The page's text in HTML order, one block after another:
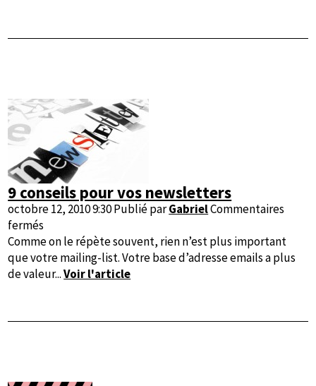
un
que
musicien
indépendant
9 conseils pour vos newsletters
octobre 12, 2010 9:30Publié parGabrielCommentaires
fermés
9
conseils
pour
Comme on le répète souvent, rien n’est plus important
que votre mailing-list. Votre base d’adresse emails a plus
de valeur...Voir l'article